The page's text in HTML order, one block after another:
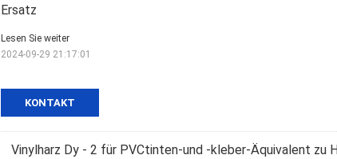
Ersatz
KONTAKT
Lesen Sie weiter
2024-09-29 21:17:01
Vinylharz Dy - 2 für PVCtinten-und -kleber-Äquivalent zu